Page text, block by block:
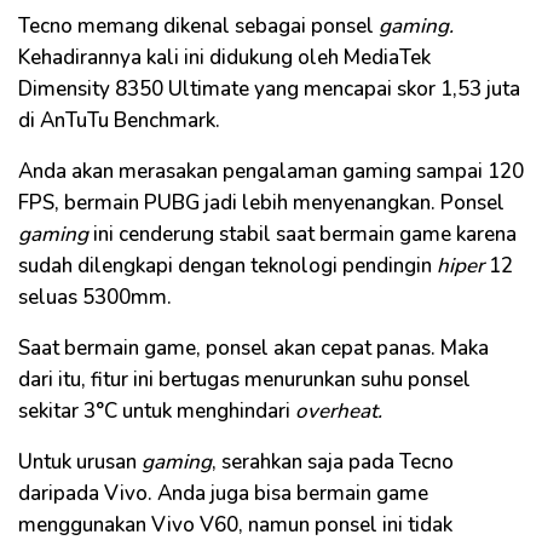
Tecno memang dikenal sebagai ponsel gaming.
Kehadirannya kali ini didukung oleh MediaTek
Dimensity 8350 Ultimate yang mencapai skor 1,53 juta
di AnTuTu Benchmark.
Anda akan merasakan pengalaman gaming sampai 120
FPS, bermain PUBG jadi lebih menyenangkan. Ponsel
gamingini cenderung stabil saat bermain game karena
sudah dilengkapi dengan teknologi pendingin hiper12
seluas 5300mm.
Saat bermain game, ponsel akan cepat panas. Maka
dari itu, fitur ini bertugas menurunkan suhu ponsel
sekitar 3°C untuk menghindari overheat.
Untuk urusan gaming, serahkan saja pada Tecno
daripada Vivo. Anda juga bisa bermain game
menggunakan Vivo V60, namun ponsel ini tidak